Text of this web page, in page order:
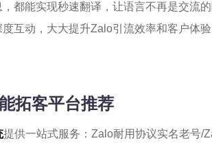
都能实现秒速翻译，让语言不再是交流
互动，大大提升Zalo引流效率和客户体
拓客平台推荐
提供一站式服务：Zalo耐用协议实名老号/